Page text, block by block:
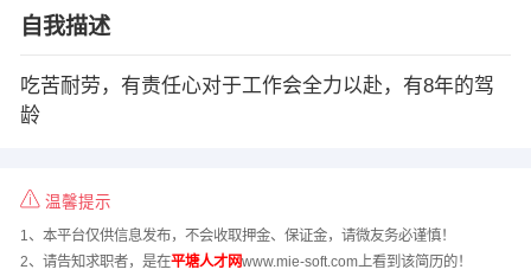
自我描述
吃苦耐劳，有责任心对于工作会全力以赴，有8年的驾
龄
温馨提示
1、本平台仅供信息发布，不会收取押金、保证金，请微友务必谨慎！
2、请告知求职者，是在平塘人才网www.mie-soft.com上看到该简历的！